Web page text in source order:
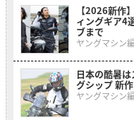
【2026新作
ィングギア4
ブまで
ヤングマシン
日本の酷暑
グシップ 新
ヤングマシン